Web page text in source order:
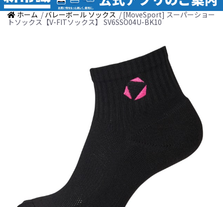
ホーム / バレーボール ソックス / [MoveSport] スーパーショー
トソックス【V-FITソックス】 SV6SSO04U-BK10